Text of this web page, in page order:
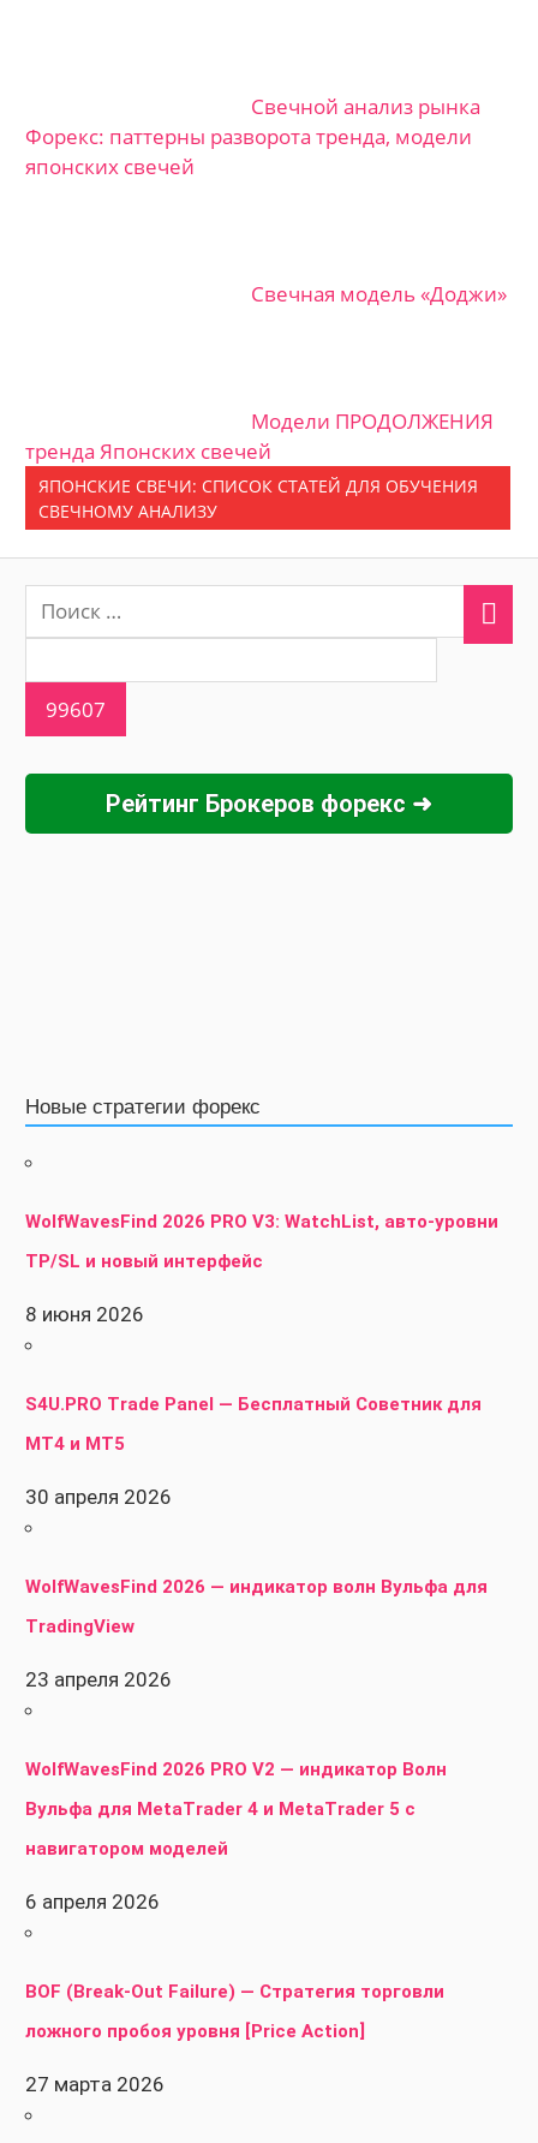
Свечной анализ рынка
Форекс: паттерны разворота тренда, модели
японских свечей
Свечная модель «Доджи»
Модели ПРОДОЛЖЕНИЯ
тренда Японских свечей
ЯПОНСКИЕ СВЕЧИ: СПИСОК СТАТЕЙ ДЛЯ ОБУЧЕНИЯ
СВЕЧНОМУ АНАЛИЗУ
Рейтинг Брокеров форекс ➜
Новые стратегии форекс
WolfWavesFind 2026 PRO V3: WatchList, авто-уровни
TP/SL и новый интерфейс
8 июня 2026
S4U.PRO Trade Panel — Бесплатный Советник для
MT4 и MT5
30 апреля 2026
WolfWavesFind 2026 — индикатор волн Вульфа для
TradingView
23 апреля 2026
WolfWavesFind 2026 PRO V2 — индикатор Волн
Вульфа для MetaTrader 4 и MetaTrader 5 с
навигатором моделей
6 апреля 2026
BOF (Break-Out Failure) — Стратегия торговли
ложного пробоя уровня [Price Action]
27 марта 2026